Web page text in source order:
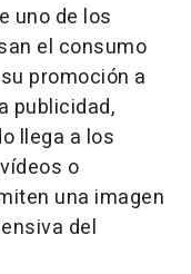
uno de los
el consumo
promoción a
publicidad,
llega a los
o
una imagen
del